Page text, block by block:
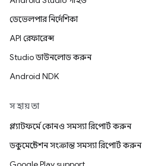
ডেভেলপার নির্দেশিকা
API রেফারেন্স
Studio ডাউনলোড করুন
Android NDK
সহায়তা
প্ল্যাটফর্মে কোনও সমস্যা রিপোর্ট করুন
ডকুমেন্টেশন সংক্রান্ত সমস্যা রিপোর্ট করুন